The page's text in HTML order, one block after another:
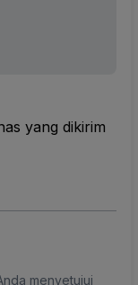
yang dikirim
menyetujui